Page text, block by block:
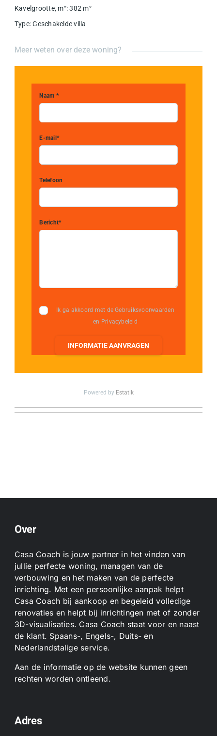
Kavelgrootte, m²: 382 m²
Type: Geschakelde villa
Meer weten over deze woning?
Naam *
E-mail*
Telefoon
Bericht*
Ik ga akkoord met de Gebruiksvoorwaarden
en Privacybeleid
INFORMATIE AANVRAGEN
Powered by Estatik
Over
Casa Coach is jouw partner in het vinden van
jullie perfecte woning, managen van de
verbouwing en het maken van de perfecte
inrichting. Met een persoonlijke aanpak helpt
Casa Coach bij aankoop en begeleid volledige
renovaties en helpt bij inrichtingen met of zonder
3D-visualisaties. Casa Coach staat voor en naast
de klant. Spaans-, Engels-, Duits- en
Nederlandstalige service.
Aan de informatie op de website kunnen geen
rechten worden ontleend.
Adres